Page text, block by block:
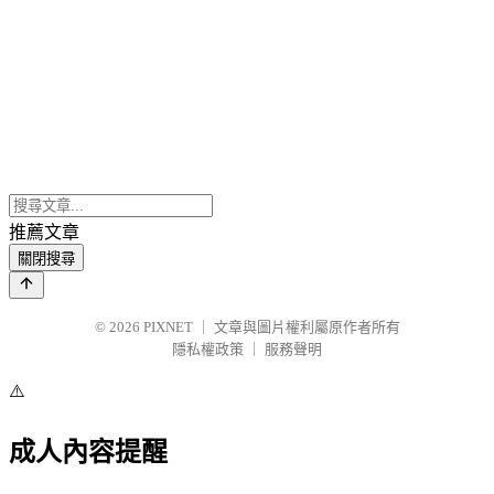
推薦文章
關閉搜尋
© 2026 PIXNET
文章與圖片權利屬原作者所有
隱私權政策
服務聲明
⚠️
成人內容提醒